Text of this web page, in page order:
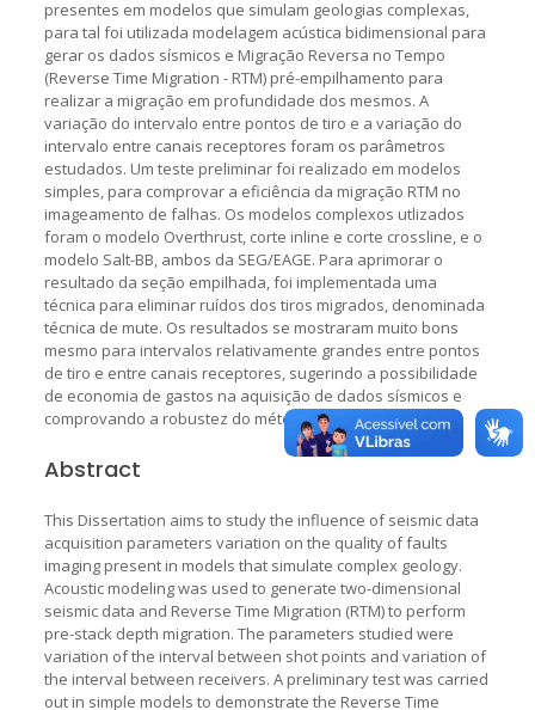
presentes em modelos que simulam geologias complexas,
para tal foi utilizada modelagem acústica bidimensional para
gerar os dados sísmicos e Migração Reversa no Tempo
(Reverse Time Migration - RTM) pré-empilhamento para
realizar a migração em profundidade dos mesmos. A
variação do intervalo entre pontos de tiro e a variação do
intervalo entre canais receptores foram os parâmetros
estudados. Um teste preliminar foi realizado em modelos
simples, para comprovar a eficiência da migração RTM no
imageamento de falhas. Os modelos complexos utlizados
foram o modelo Overthrust, corte inline e corte crossline, e o
modelo Salt-BB, ambos da SEG/EAGE. Para aprimorar o
resultado da seção empilhada, foi implementada uma
técnica para eliminar ruídos dos tiros migrados, denominada
técnica de mute. Os resultados se mostraram muito bons
mesmo para intervalos relativamente grandes entre pontos
de tiro e entre canais receptores, sugerindo a possibilidade
de economia de gastos na aquisição de dados sísmicos e
comprovando a robustez do método.
Abstract
This Dissertation aims to study the influence of seismic data
acquisition parameters variation on the quality of faults
imaging present in models that simulate complex geology.
Acoustic modeling was used to generate two-dimensional
seismic data and Reverse Time Migration (RTM) to perform
pre-stack depth migration. The parameters studied were
variation of the interval between shot points and variation of
the interval between receivers. A preliminary test was carried
out in simple models to demonstrate the Reverse Time